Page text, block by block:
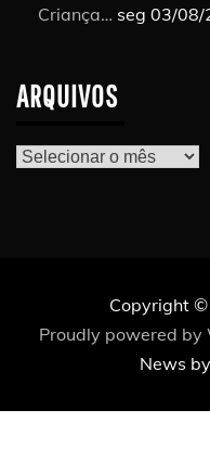
Criança… seg 03/
ARQUIVOS
Arquivos
Copyright
Proudly powered by
News by